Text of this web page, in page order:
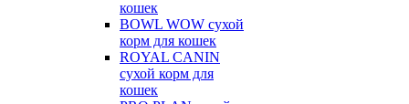
кошек
BOWL WOW сухой
корм для кошек
ROYAL CANIN
сухой корм для
кошек